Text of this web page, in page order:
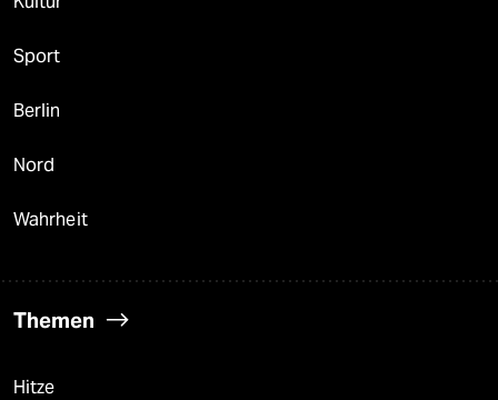
Sport
Berlin
Nord
Wahrheit
Themen
Hitze